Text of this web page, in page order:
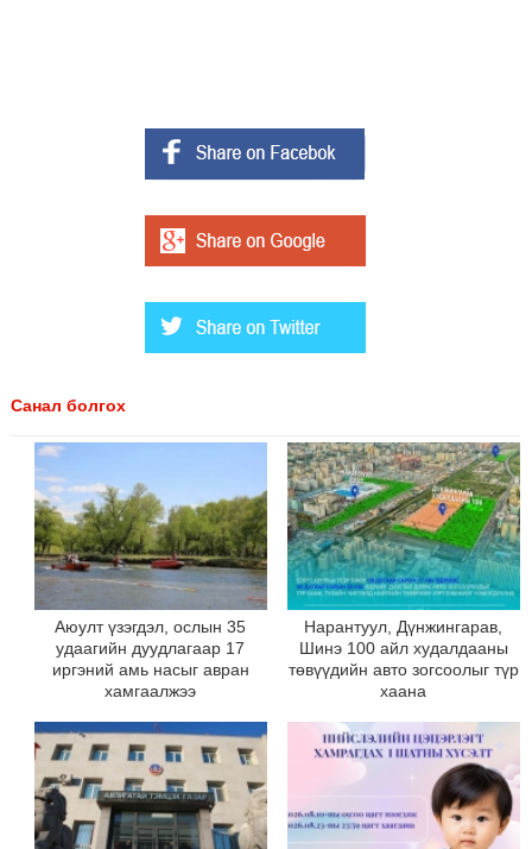
Санал болгох
Аюулт үзэгдэл, ослын 35
удаагийн дуудлагаар 17
иргэний амь насыг авран
хамгаалжээ
Нарантуул, Дүнжингарав,
Шинэ 100 айл худалдааны
төвүүдийн авто зогсоолыг түр
хаана